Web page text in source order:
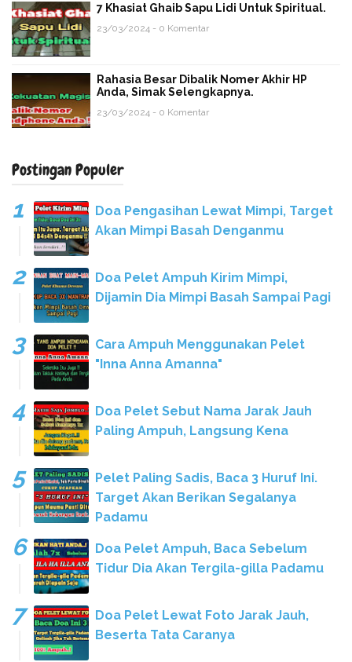
7 Khasiat Ghaib Sapu Lidi Untuk Spiritual.
23/03/2024 - 0 Komentar
Rahasia Besar Dibalik Nomer Akhir HP
Anda, Simak Selengkapnya.
23/03/2024 - 0 Komentar
Postingan Populer
Doa Pengasihan Lewat Mimpi, Target
Akan Mimpi Basah Denganmu
Doa Pelet Ampuh Kirim Mimpi,
Dijamin Dia Mimpi Basah Sampai Pagi
Cara Ampuh Menggunakan Pelet
"Inna Anna Amanna"
Doa Pelet Sebut Nama Jarak Jauh
Paling Ampuh, Langsung Kena
Pelet Paling Sadis, Baca 3 Huruf Ini.
Target Akan Berikan Segalanya
Padamu
Doa Pelet Ampuh, Baca Sebelum
Tidur Dia Akan Tergila-gilla Padamu
Doa Pelet Lewat Foto Jarak Jauh,
Beserta Tata Caranya